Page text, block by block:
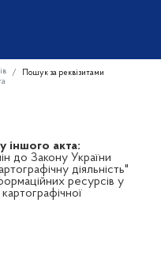
Пошук за реквізитами
іншого акта:
до Закону України
діяльність"
ресурсів у